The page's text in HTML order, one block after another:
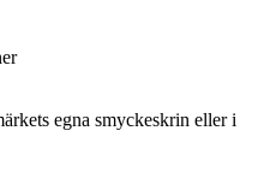
egna smyckeskrin eller i